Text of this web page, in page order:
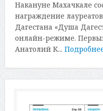
Накануне Махачкале
награждение
Дагестана «Душа
онлайн-режиме.
Анатолий К...